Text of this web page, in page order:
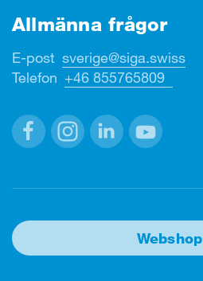
Allmänna frågor
E-post sverige@siga.swiss
Telefon +46 855765809
Webshop